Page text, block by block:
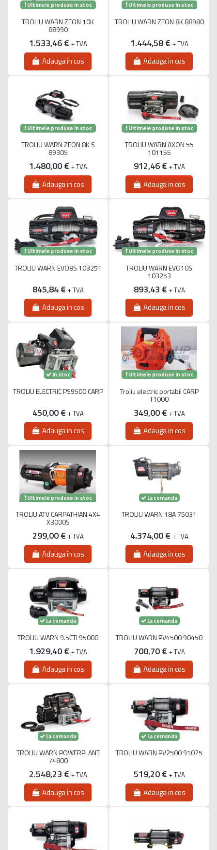
Ultimele produse in stoc
TROLIU WARN ZEON 10K
88990
1.533,46 € + TVA
Adauga in cos
Ultimele produse in stoc
TROLIU WARN ZEON 8K 88980
1.444,58 € + TVA
Adauga in cos
Ultimele produse in stoc
TROLIU WARN ZEON 8K S
89305
1.480,00 € + TVA
Adauga in cos
Ultimele produse in stoc
TROLIU WARN AXON 55
101155
912,46 € + TVA
Adauga in cos
Ultimele produse in stoc
TROLIU WARN EVO8S 103251
845,84 € + TVA
Adauga in cos
Ultimele produse in stoc
TROLIU WARN EVO10S
103253
893,43 € + TVA
Adauga in cos
In stoc
TROLIU ELECTRIC PS9500 CARP
450,00 € + TVA
Adauga in cos
Ultimele produse in stoc
Troliu electric portabil CARP
T1000
349,00 € + TVA
Adauga in cos
Ultimele produse in stoc
TROLIU ATV CARPATHIAN 4X4
X3000S
299,00 € + TVA
Adauga in cos
La comanda
TROLIU WARN 18A 75031
4.374,00 € + TVA
Adauga in cos
La comanda
TROLIU WARN 9.5CTI 95000
1.929,40 € + TVA
Adauga in cos
La comanda
TROLIU WARN PV4500 90450
700,70 € + TVA
Adauga in cos
La comanda
TROLIU WARN POWERPLANT
74800
2.548,23 € + TVA
Adauga in cos
La comanda
TROLIU WARN PV2500 91025
519,20 € + TVA
Adauga in cos